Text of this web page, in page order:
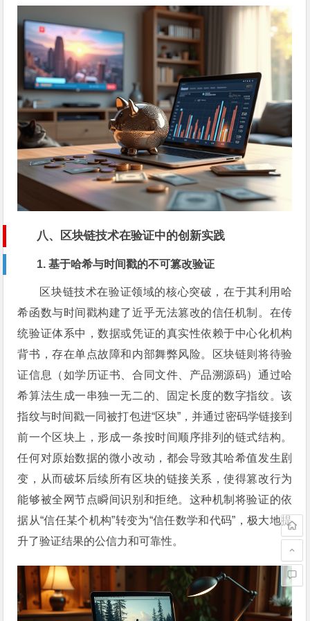
八、区块链技术在验证中的创新实践
1. 基于哈希与时间戳的不可篡改验证
区块链技术在验证领域的核心突破，在于其利用哈
希函数与时间戳构建了近乎无法篡改的信任机制。在传
统验证体系中，数据或凭证的真实性依赖于中心化机构
背书，存在单点故障和内部舞弊风险。区块链则将待验
证信息（如学历证书、合同文件、产品溯源码）通过哈
希算法生成一串独一无二的、固定长度的数字指纹。该
指纹与时间戳一同被打包进“区块”，并通过密码学链接到
前一个区块上，形成一条按时间顺序排列的链式结构。
任何对原始数据的微小改动，都会导致其哈希值发生剧
变，从而破坏后续所有区块的链接关系，使得篡改行为
能够被全网节点瞬间识别和拒绝。这种机制将验证的依
据从“信任某个机构”转变为“信任数学和代码”，极大地提
升了验证结果的公信力和可靠性。